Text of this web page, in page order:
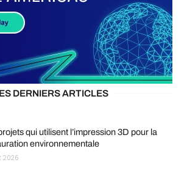
DERNIERS ARTICLES
qui utilisent l’impression 3D pour la
environnementale
2026